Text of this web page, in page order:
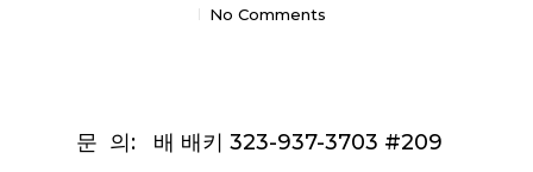
No Comments
문 의: 배 배키 323-937-3703 #209